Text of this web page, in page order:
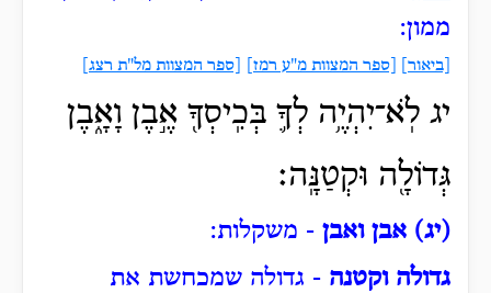
ממון:
[ביאור] [ספר המצוות מ"ע רמז] [ספר המצוות מל"ת רצג]
יג לֹֽא־יִהְיֶ֥ה לְךָ֛ בְּכִֽיסְךָ֖ אֶ֣בֶן וָאָ֑בֶן
גְּדוֹלָ֖ה וּקְטַנָּֽה׃
(יג) אבן ואבן - משקלות:
גדולה וקטנה - גדולה שמכחשת את